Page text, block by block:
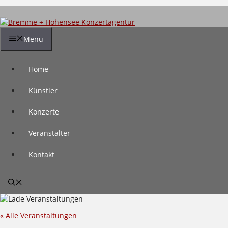
Inhalt
springen
Menü
Home
Künstler
Konzerte
Veranstalter
Kontakt
« Alle Veranstaltungen